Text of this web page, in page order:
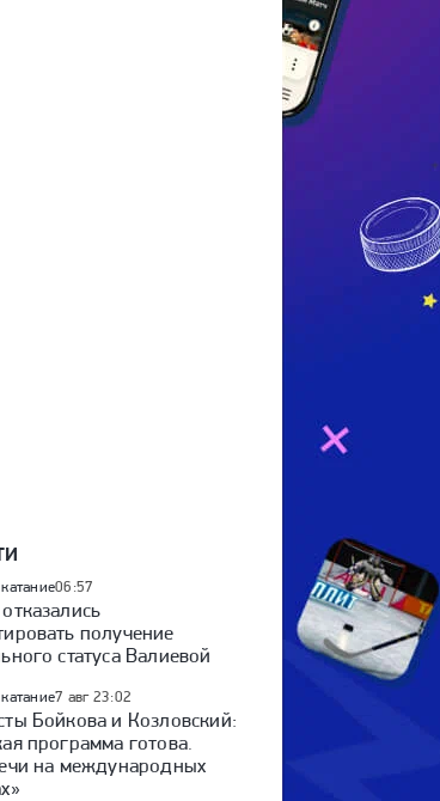
Трусова и Игнатов в
06:57
получение
статуса Валиевой
7 авг 23:02
Бойкова и Козловский:
программа готова.
на международных